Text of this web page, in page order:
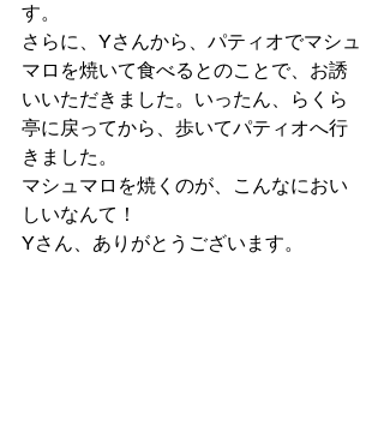
す。
さらに、Yさんから、パティオでマシュ
マロを焼いて食べるとのことで、お誘
いいただきました。いったん、らくら
亭に戻ってから、歩いてパティオへ行
きました。
マシュマロを焼くのが、こんなにおい
しいなんて！
Yさん、ありがとうございます。